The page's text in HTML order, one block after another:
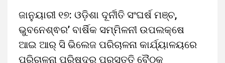
ଜାନୁୟାରୀ ୧୭: ଓଡ଼ିଶା ଦୂର୍ନୀତି ସଂଘର୍ଷ ମଞ୍ଚ,
ଭୁବନେଶ୍ଵର’ ବାର୍ଷିକ ସମ୍ମିଳନୀ ଉପଲକ୍ଷେ
ଆଇ ଆର୍ ସି ଭିଲେଜ ପରିଚାଳନା କାର୍ଯ୍ୟାଳୟରେ
ପରିଚାଳନା ପରିଷଦର ପ୍ରସ୍ତୁତି ବୈଠକ